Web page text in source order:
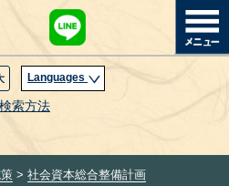
Languages
検索方法
> 社会資本総合整備計画